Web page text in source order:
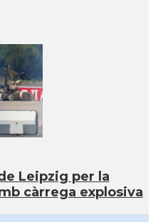
Leipzig per la
càrrega explosiva